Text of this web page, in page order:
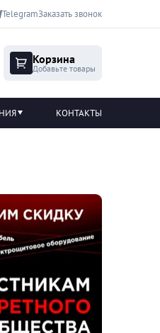
TelegramЗаказать звонок
Корзина
Добавьте товары
КОНТАКТЫ